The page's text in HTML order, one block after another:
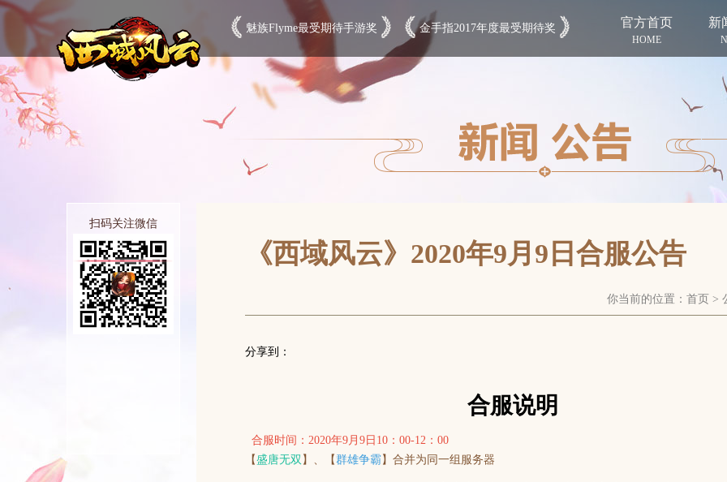
魅族Flyme最受期待手游奖 金手指2017年度最受期待奖 官方首页
HOME
新
扫码关注微信
《西域风云》2020年9月9日合服公告
你当前的位置： 首页 >
分享到：
合服说明
合服时间：2020年9月9日10：00-12：00
【盛唐无双 】、【群雄争霸】合并为同一组服务器